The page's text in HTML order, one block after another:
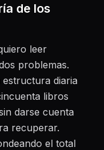
de los
leer
problemas.
diaria
libros
darse cuenta
recuperar.
el total